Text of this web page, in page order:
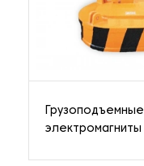
Грузоподъемные
электромагниты